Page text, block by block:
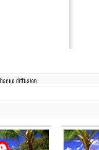
diffusion